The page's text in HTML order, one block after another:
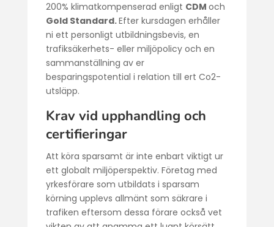
200% klimatkompenserad enligt CDM och
Gold Standard.Efter kursdagen erhåller
ni ett personligt utbildningsbevis, en
trafiksäkerhets- eller miljöpolicy och en
sammanställning av er
besparingspotential i relation till ert Co2-
utsläpp.
Krav vid upphandling och
certifieringar
Att köra sparsamt är inte enbart viktigt ur
ett globalt miljöperspektiv. Företag med
yrkesförare som utbildats i sparsam
körning upplevs allmänt som säkrare i
trafiken eftersom dessa förare också vet